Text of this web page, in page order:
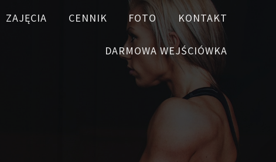
ZAJĘCIA CENNIK FOTO KONTAKT
DARMOWA WEJŚCIÓWKA